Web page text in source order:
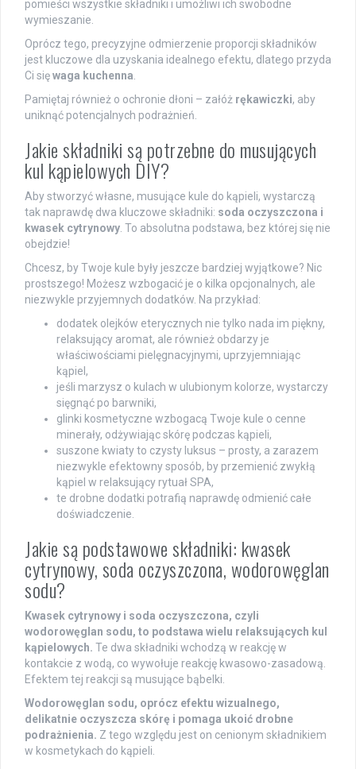
pomieści wszystkie składniki i umożliwi ich swobodne
wymieszanie.
Oprócz tego, precyzyjne odmierzenie proporcji składników
jest kluczowe dla uzyskania idealnego efektu, dlatego przyda
Ci sięwaga kuchenna
Pamiętaj również o ochronie dłoni – załóż rękawiczki, aby
uniknąć potencjalnych podrażnień.
Jakie składniki są potrzebne do musujących
kul kąpielowych DIY?
Aby stworzyć własne, musujące kule do kąpieli, wystarczą
tak naprawdę dwa kluczowe składniki: soda oczyszczona i
kwasek cytrynowy . To absolutna podstawa, bez której się nie
obejdzie!
Chcesz, by Twoje kule były jeszcze bardziej wyjątkowe? Nic
prostszego! Możesz wzbogacić je o kilka opcjonalnych, ale
niezwykle przyjemnych dodatków. Na przykład:
dodatek olejków eterycznych nie tylko nada im piękny,
relaksujący aromat, ale również obdarzy je
właściwościami pielęgnacyjnymi, uprzyjemniając
kąpiel,
jeśli marzysz o kulach w ulubionym kolorze, wystarczy
sięgnąć po barwniki,
glinki kosmetyczne wzbogacą Twoje kule o cenne
minerały, odżywiając skórę podczas kąpieli,
suszone kwiaty to czysty luksus – prosty, a zarazem
niezwykle efektowny sposób, by przemienić zwykłą
kąpiel w relaksujący rytuał SPA,
te drobne dodatki potrafią naprawdę odmienić całe
doświadczenie.
Jakie są podstawowe składniki: kwasek
cytrynowy, soda oczyszczona, wodorowęglan
sodu?
Kwasek cytrynowy i soda oczyszczona, czyli
wodorowęglan sodu, to podstawa wielu relaksujących kul
kąpielowych. Te dwa składniki wchodzą w reakcję w
kontakcie z wodą, co wywołuje reakcję kwasowo-zasadową.
Efektem tej reakcji są musujące bąbelki.
Wodorowęglan sodu, oprócz efektu wizualnego,
delikatnie oczyszcza skórę i pomaga ukoić drobne
podrażnienia. Z tego względu jest on cenionym składnikiem
w kosmetykach do kąpieli.